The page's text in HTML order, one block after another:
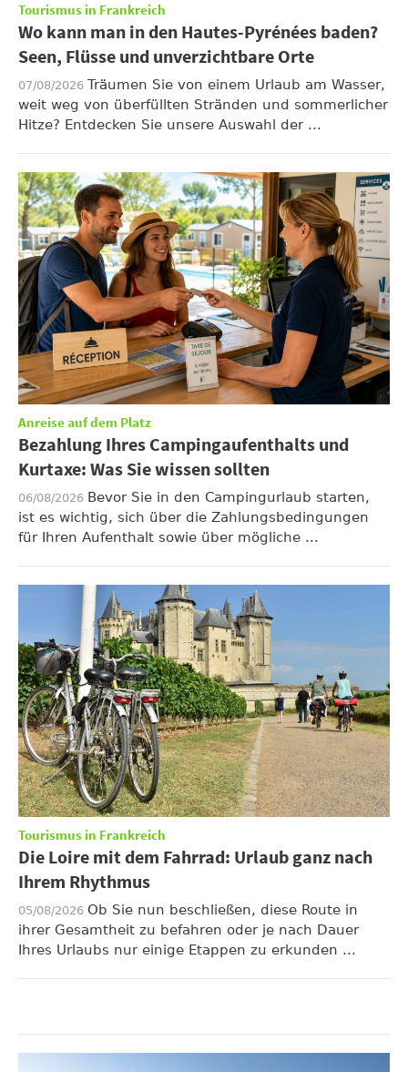
Tourismus in Frankreich
Wo kann man in den Hautes-Pyrénées baden?
Seen, Flüsse und unverzichtbare Orte
07/08/2026 Träumen Sie von einem Urlaub am Wasser,
weit weg von überfüllten Stränden und sommerlicher
Hitze? Entdecken Sie unsere Auswahl der ...
Anreise auf dem Platz
Bezahlung Ihres Campingaufenthalts und
Kurtaxe: Was Sie wissen sollten
06/08/2026 Bevor Sie in den Campingurlaub starten,
ist es wichtig, sich über die Zahlungsbedingungen
für Ihren Aufenthalt sowie über mögliche ...
Tourismus in Frankreich
Die Loire mit dem Fahrrad: Urlaub ganz nach
Ihrem Rhythmus
05/08/2026 Ob Sie nun beschließen, diese Route in
ihrer Gesamtheit zu befahren oder je nach Dauer
Ihres Urlaubs nur einige Etappen zu erkunden ...